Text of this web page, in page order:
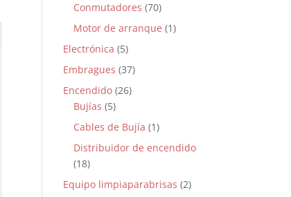
Conmutadores (70)
Motor de arranque (1)
Electrónica (5)
Embragues (37)
Encendido (26)
Bujías (5)
Cables de Bujía (1)
Distribuidor de encendido
(18)
Equipo limpiaparabrisas (2)